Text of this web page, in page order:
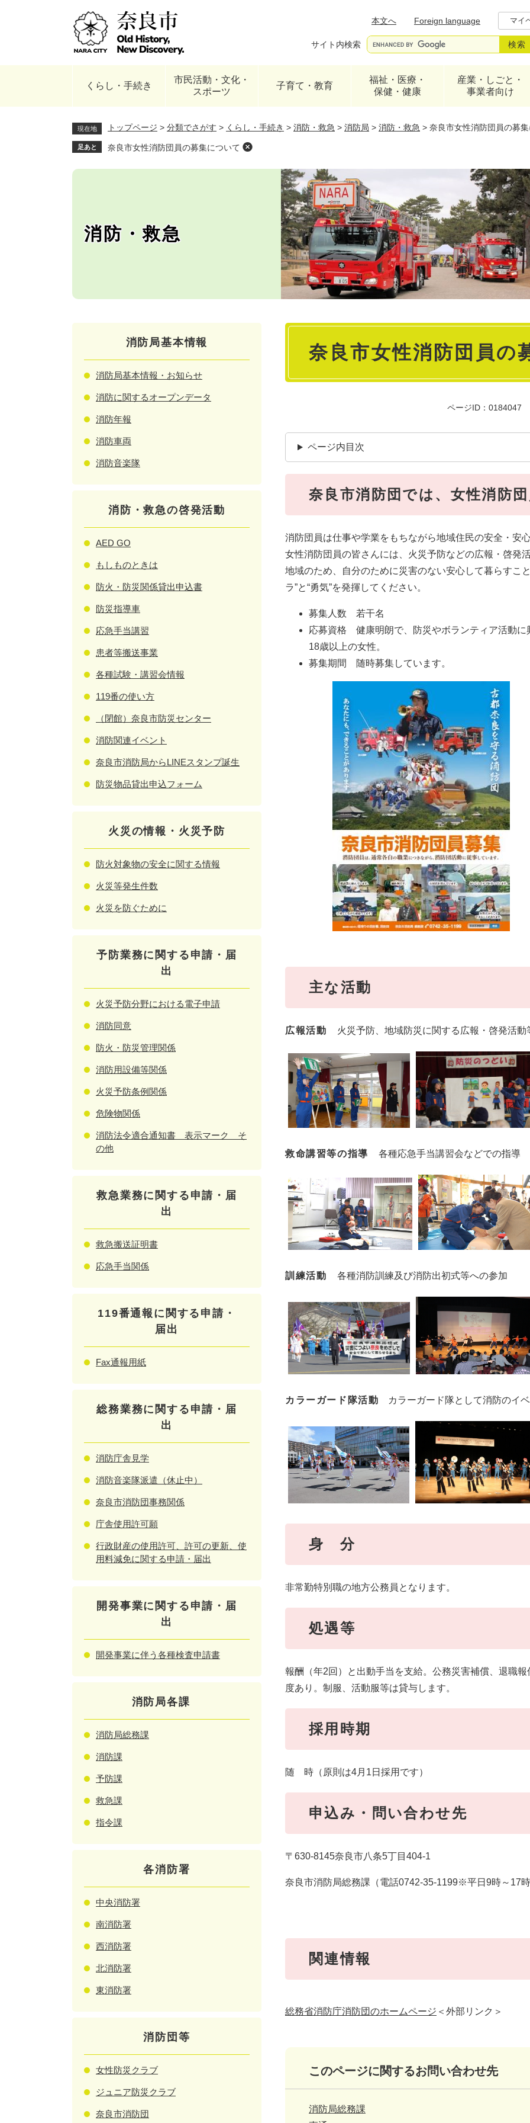
本文へ
Foreign language マイ
サイト内検索
くらし・手続き
市民活動・文化・
スポーツ
子育て・教育
福祉・医療・
保健・健康
産業・しごと・
事業者向け
現在地 トップページ > 分類でさがす > くらし・手続き > 消防・救急 > 消防局 > 消防・救急 > 奈良市女性消防団員の募
足あと 奈良市女性消防団員の募集について
消防・救急
本
奈良市女性消防団員の
ページID：0184047
ページ内目次
奈良市消防団では、女性消防
消防団員は仕事や学業をもちながら地域住民の安全・安
女性消防団員の皆さんには、火災予防などの広報・啓発
地域のため、自分のために災害のない安心して暮らすこ
ラ”と“勇気”を発揮してください。
募集人数 若干名
応募資格 健康明朗で、防災やボランティア活動に
18歳以上の女性。
募集期間 随時募集しています。
主な活動
広報活動 火災予防、地域防災に関する広報・啓発活動
救命講習等の指導各種応急手当講習会などでの指導
訓練活動 各種消防訓練及び消防出初式等への参加
カラーガード隊活動 カラーガード隊として消防のイ
身 分
非常勤特別職の地方公務員となります。
処遇等
報酬（年2回）と出動手当を支給。公務災害補償、退職
度あり。制服、活動服等は貸与します。
採用時期
随 時（原則は4月1日採用です）
申込み・問い合わせ先
〒630-8145奈良市八条5丁目404-1
奈良市消防局総務課（電話0742-35-1199※平日9時～17
関連情報
総務省消防庁消防団のホームページ ＜外部リンク＞
このページに関するお問い合わせ先
消防局総務課
消防局基本情報
消防局基本情報・お知らせ
消防に関するオープンデータ
消防年報
消防車両
消防音楽隊
消防・救急の啓発活動
AED GO
もしものときは
防火・防災関係貸出申込書
防災指導車
応急手当講習
患者等搬送事業
各種試験・講習会情報
119番の使い方
（閉館）奈良市防災センター
消防関連イベント
奈良市消防局からLINEスタンプ誕生
防災物品貸出申込フォーム
火災の情報・火災予防
防火対象物の安全に関する情報
火災等発生件数
火災を防ぐために
予防業務に関する申請・届
出
火災予防分野における電子申請
消防同意
防火・防災管理関係
消防用設備等関係
火災予防条例関係
危険物関係
消防法令適合通知書 表示マーク そ
の他
救急業務に関する申請・届
出
救急搬送証明書
応急手当関係
119番通報に関する申請・
届出
Fax通報用紙
総務業務に関する申請・届
出
消防庁舎見学
消防音楽隊派遣（休止中）
奈良市消防団事務関係
庁舎使用許可願
行政財産の使用許可、許可の更新、使
用料減免に関する申請・届出
開発事業に関する申請・届
出
開発事業に伴う各種検査申請書
消防局各課
消防局総務課
消防課
予防課
救急課
指令課
各消防署
中央消防署
南消防署
西消防署
北消防署
東消防署
消防団等
女性防災クラブ
ジュニア防災クラブ
奈良市消防団